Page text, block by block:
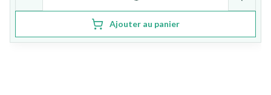
Ajouter au panier